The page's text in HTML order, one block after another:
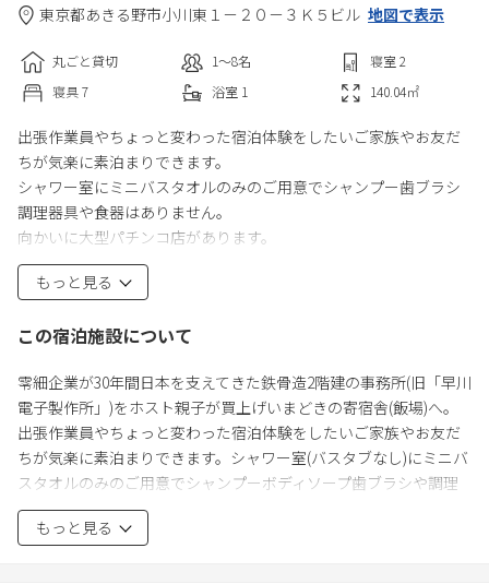
東京都あきる野市小川東１－２０－３ Ｋ５ビル 地図で表示
丸ごと貸切 1〜8名 寝室 2
寝具7 浴室 1 140.04㎡
出張作業員やちょっと変わった宿泊体験をしたいご家族やお友だ
ちが気楽に素泊まりできます。
シャワー室にミニバスタオルのみのご用意でシャンプー歯ブラシ
調理器具や食器はありません。
向かいに大型パチンコ店があります。
法令によりゲスト全員のフルネーム、ご住所、ご職業（できれば
勤務先学校名）の記録を義務づけられており、外国人の方はパス
もっと見る
この宿泊施設について
零細企業が30年間日本を支えてきた鉄骨造2階建の事務所(旧「早川
電子製作所」)をホスト親子が買上げいまどきの寄宿舎(飯場)へ。
出張作業員やちょっと変わった宿泊体験をしたいご家族やお友だ
ちが気楽に素泊まりできます。シャワー室(バスタブなし)にミニバ
スタオルのみのご用意でシャンプーボディソープ歯ブラシや調理
器具食器はありません。
1階72㎡約40帖のベッドやパーテーションはキャスター式で、もと
もっと見る